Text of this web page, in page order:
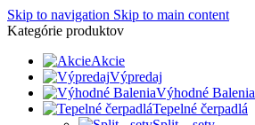
Skip to navigation Skip to main content
Kategórie produktov
Akcie
Výpredaj
Výhodné Balenia
Tepelné čerpadlá